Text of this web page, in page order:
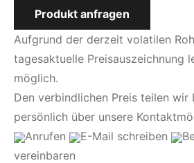
Produkt anfragen
Aufgrund der derzeit volatilen
tagesaktuelle Preisauszeichnung
möglich.
Den verbindlichen Preis teilen wir
persönlich über unsere
Anrufen
E-Mail schreiben
vereinbaren